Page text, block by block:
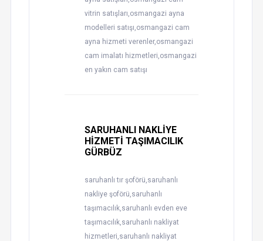
vitrin satışları,osmangazi ayna
modelleri satışı,osmangazi cam
ayna hizmeti verenler,osmangazi
cam imalatı hizmetleri,osmangazi
en yakın cam satışı
SARUHANLI NAKLİYE
HİZMETİ TAŞIMACILIK
GÜRBÜZ
saruhanlı tır şoförü,saruhanlı
nakliye şoförü,saruhanlı
taşımacılık,saruhanlı evden eve
taşımacılık,saruhanlı nakliyat
hizmetleri,saruhanlı nakliyat